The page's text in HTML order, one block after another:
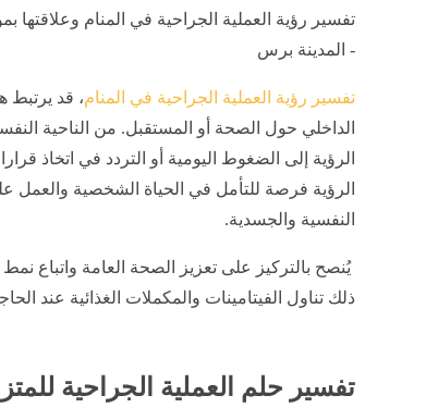
تفسير رؤية العملية الجراحية في المنام وعلاقتها
- المدينة برس
تفسير رؤية العملية الجراحية في المنام، قد يرتبط
الداخلي حول الصحة أو المستقبل. من الناحية
الرؤية إلى الضغوط اليومية أو التردد في اتخاذ
الرؤية فرصة للتأمل في الحياة الشخصية والعمل
النفسية والجسدية.
يُنصح بالتركيز على تعزيز الصحة العامة واتباع
ذلك تناول الفيتامينات والمكملات الغذائية عند
تفسير حلم العملية الجراحية